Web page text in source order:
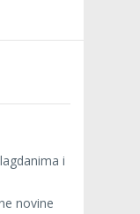
i
novine